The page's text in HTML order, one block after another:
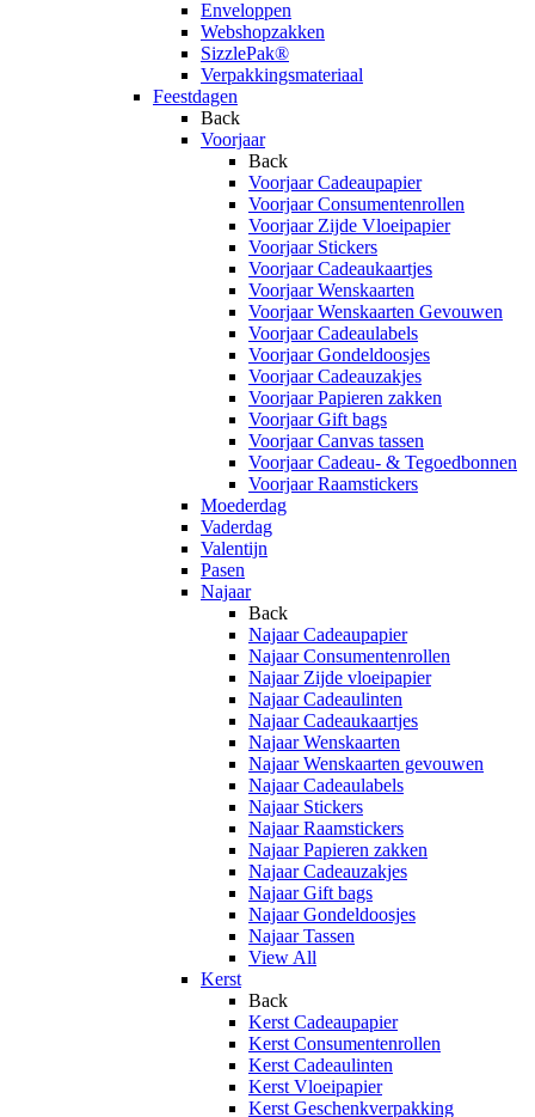
Enveloppen
Webshopzakken
SizzlePak®
Verpakkingsmateriaal
Feestdagen
Back
Voorjaar
Back
Voorjaar Cadeaupapier
Voorjaar Consumentenrollen
Voorjaar Zijde Vloeipapier
Voorjaar Stickers
Voorjaar Cadeaukaartjes
Voorjaar Wenskaarten
Voorjaar Wenskaarten Gevouwen
Voorjaar Cadeaulabels
Voorjaar Gondeldoosjes
Voorjaar Cadeauzakjes
Voorjaar Papieren zakken
Voorjaar Gift bags
Voorjaar Canvas tassen
Voorjaar Cadeau- & Tegoedbonnen
Voorjaar Raamstickers
Moederdag
Vaderdag
Valentijn
Pasen
Najaar
Back
Najaar Cadeaupapier
Najaar Consumentenrollen
Najaar Zijde vloeipapier
Najaar Cadeaulinten
Najaar Cadeaukaartjes
Najaar Wenskaarten
Najaar Wenskaarten gevouwen
Najaar Cadeaulabels
Najaar Stickers
Najaar Raamstickers
Najaar Papieren zakken
Najaar Cadeauzakjes
Najaar Gift bags
Najaar Gondeldoosjes
Najaar Tassen
View All
Kerst
Back
Kerst Cadeaupapier
Kerst Consumentenrollen
Kerst Cadeaulinten
Kerst Vloeipapier
Kerst Geschenkverpakking